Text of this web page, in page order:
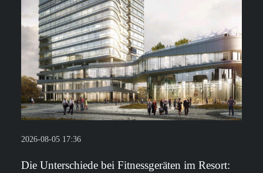
2026-08-05 17:36
Die Unterschiede bei Fitnessgeräten im Resort: